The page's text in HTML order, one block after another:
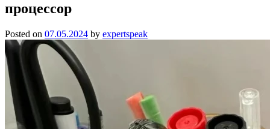
процессор
Posted on 07.05.2024 by expertspeak